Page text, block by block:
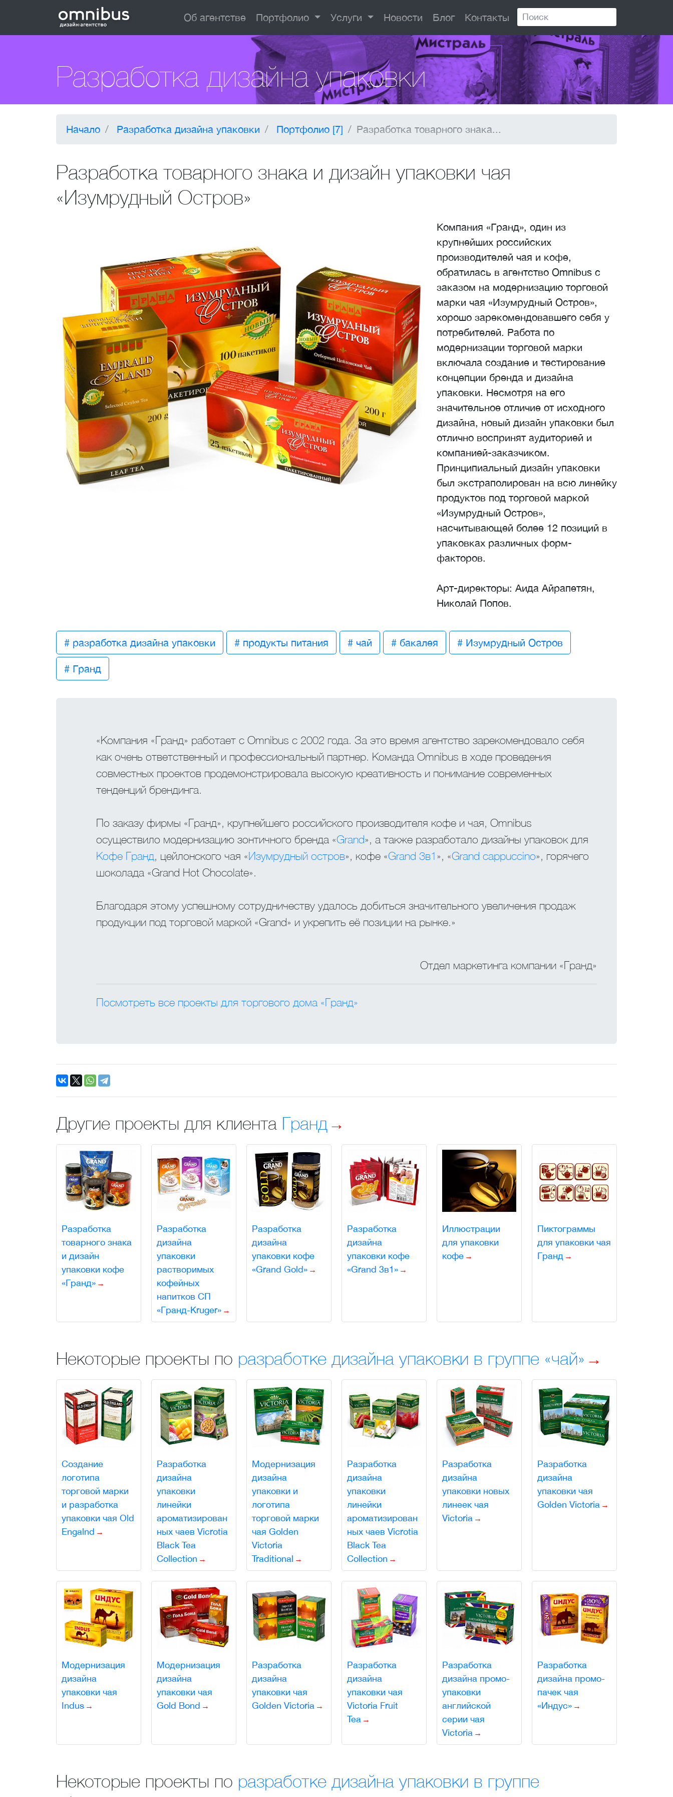
Об агентстве Портфолио Услуги Новости Блог Контакты
Разработка дизайна упаковки
Начало Разработка дизайна упаковки Портфолио [7] Разработка товарного знака...
Разработка товарного знака и дизайн упаковки чая
«Изумрудный Остров»
Компания «Гранд», один из
крупнейших российских
производителей чая и кофе,
обратилась в агентство Omnibus c
заказом на модернизацию торговой
марки чая «Изумрудный Остров»,
хорошо зарекомендовавшего себя у
потребителей. Работа по
модернизации торговой марки
включала создание и тестирование
концепции бренда и дизайна
упаковки. Несмотря на его
значительное отличие от исходного
дизайна, новый дизайн упаковки был
отлично воспринят аудиторией и
компанией-заказчиком.
Принципиальный дизайн упаковки
был экстраполирован на всю линейку
продуктов под торговой маркой
«Изумрудный Остров»,
насчитывающей более 12 позиций в
упаковках различных форм-
факторов.
Арт-директоры: Аида Айрапетян,
Николай Попов.
# разработка дизайна упаковки # продукты питания # чай # бакалея # Изумрудный Остров
# Гранд
«Компания «Гранд» работает с Omnibus c 2002 года. За это время агентство зарекомендовало себя
как очень ответственный и профессиональный партнер. Команда Omnibus в ходе проведения
совместных проектов продемонстрировала высокую креативность и понимание современных
тенденций брендинга.
По заказу фирмы «Гранд», крупнейшего российского производителя кофе и чая, Omnibus
осуществило модернизацию зонтичного бренда «Grand», а также разработало дизайны упаковок для
Kофе Гранд, цейлонского чая «Изумрудный остров», кофе «Grand 3в1», «Grand cappuccino», горячего
шоколада «Grand Hot Chocolate».
Благодаря этому успешному сотрудничеству удалось добиться значительного увеличения продаж
продукции под торговой маркой «Grand» и укрепить её позиции на рынке.»
Отдел маркетинга компании «Гранд»
Посмотреть все проекты для торгового дома «Гранд»
Другие проекты для клиента Гранд
Разработка
товарного знака
и дизайн
упаковки кофе
«Гранд»
Разработка
дизайна
упаковки
растворимых
кофейных
напитков СП
«Гранд-Kruger»
Разработка
дизайна
упаковки кофе
«Grand Gold»
Разработка
дизайна
упаковки кофе
«Grand 3в1»
Иллюстрации
для упаковки
кофе
Пиктограммы
для упаковки чая
Гранд
Некоторые проекты по разработке дизайна упаковки в группе «чай»
Создание
логотипа
торговой марки
и разработка
упаковки чая Old
Engalnd
Разработка
дизайна
упаковки
линейки
ароматизирован
ных чаев Vicrotia
Black Tea
Collection
Модернизация
дизайна
упаковки и
логотипа
торговой марки
чая Golden
Victoria
Traditional
Разработка
дизайна
упаковки
линейки
ароматизирован
ных чаев Vicrotia
Black Tea
Collection
Разработка
дизайна
упаковки новых
линеек чая
Victoria
Разработка
дизайна
упаковки чая
Golden Victoria
Модернизация
дизайна
упаковки чая
Indus
Модернизация
дизайна
упаковки чая
Gold Bond
Разработка
дизайна
упаковки чая
Golden Victoria
Разработка
дизайна
упаковки чая
Victoria Fruit
Tea
Разработка
дизайна промо-
упаковки
английской
серии чая
Victoria
Разработка
дизайна промо-
пачек чая
«Индус»
Некоторые проекты по разработке дизайна упаковки в группе